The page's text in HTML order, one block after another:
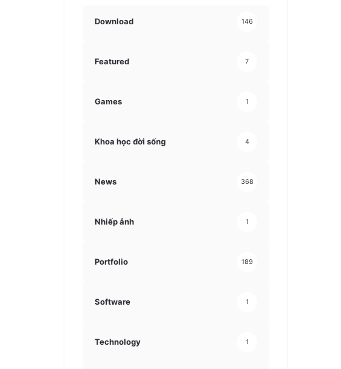
Download 146
Featured 7
Games 1
Khoa học đời sống 4
News 368
Nhiếp ảnh 1
Portfolio 189
Software 1
Technology 1